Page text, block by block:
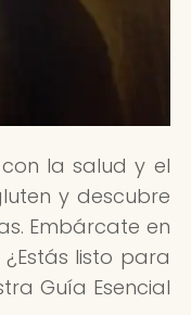
la salud y el
y descubre
Embárcate en
listo para
Guía Esencial